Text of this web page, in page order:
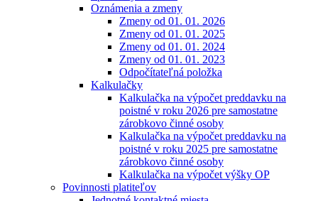
Oznámenia a zmeny
Zmeny od 01. 01. 2026
Zmeny od 01. 01. 2025
Zmeny od 01. 01. 2024
Zmeny od 01. 01. 2023
Odpočítateľná položka
Kalkulačky
Kalkulačka na výpočet preddavku na
poistné v roku 2026 pre samostatne
zárobkovo činné osoby
Kalkulačka na výpočet preddavku na
poistné v roku 2025 pre samostatne
zárobkovo činné osoby
Kalkulačka na výpočet výšky OP
Povinnosti platiteľov